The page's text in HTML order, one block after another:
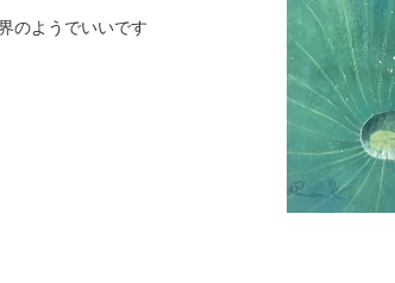
のようでいいです